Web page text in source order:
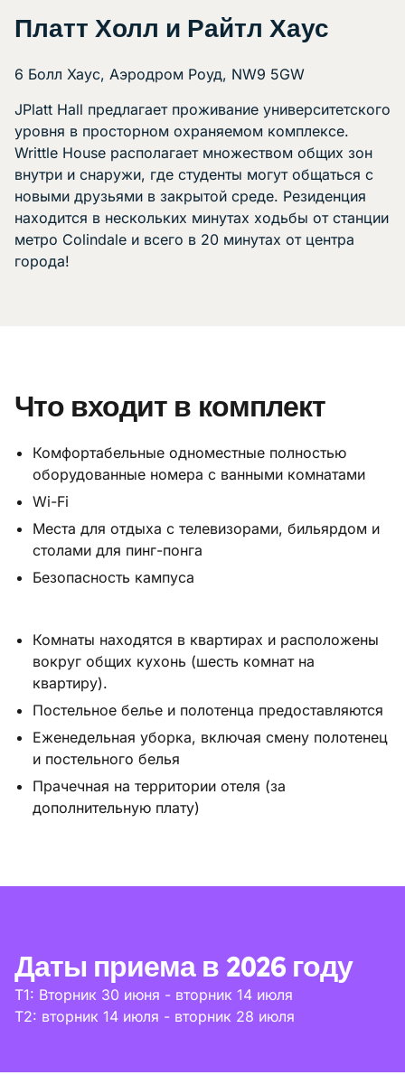
Платт Холл и Райтл Хаус
6 Болл Хаус, Аэродром Роуд, NW9 5GW
JPlatt Hall предлагает проживание университетского
уровня в просторном охраняемом комплексе.
Writtle House располагает множеством общих зон
внутри и снаружи, где студенты могут общаться с
новыми друзьями в закрытой среде. Резиденция
находится в нескольких минутах ходьбы от станции
метро Colindale и всего в 20 минутах от центра
города!
Что входит в комплект
Комфортабельные одноместные полностью
оборудованные номера с ванными комнатами
Wi-Fi
Места для отдыха с телевизорами, бильярдом и
столами для пинг-понга
Безопасность кампуса
Комнаты находятся в квартирах и расположены
вокруг общих кухонь (шесть комнат на
квартиру).
Постельное белье и полотенца предоставляются
Еженедельная уборка, включая смену полотенец
и постельного белья
Прачечная на территории отеля (за
дополнительную плату)
Даты приема в 2026 году
T1: Вторник 30 июня - вторник 14 июля
T2: вторник 14 июля - вторник 28 июля